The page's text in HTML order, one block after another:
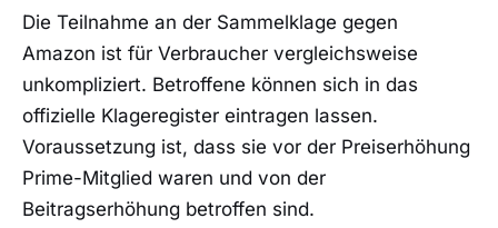
Die Teilnahme an der Sammelklage gegen
Amazon ist für Verbraucher vergleichsweise
unkompliziert. Betroffene können sich in das
offizielle Klageregister eintragen lassen.
Voraussetzung ist, dass sie vor der Preiserhöhung
Prime-Mitglied waren und von der
Beitragserhöhung betroffen sind.